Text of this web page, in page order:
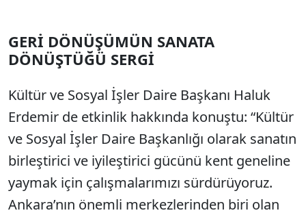
GERİ DÖNÜŞÜMÜN SANATA
DÖNÜŞTÜĞÜ SERGİ
Kültür ve Sosyal İşler Daire Başkanı Haluk
Erdemir de etkinlik hakkında konuştu: “Kültür
ve Sosyal İşler Daire Başkanlığı olarak sanatın
birleştirici ve iyileştirici gücünü kent geneline
yaymak için çalışmalarımızı sürdürüyoruz.
Ankara’nın önemli merkezlerinden biri olan